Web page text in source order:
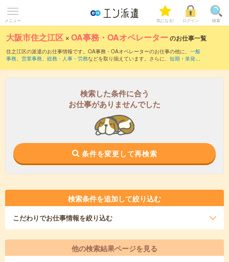
メニュー 気になる! ログイン 検索
大阪市住之江区 ×OA事務・OAオペレーターのお仕事一覧
住之江区の派遣のお仕事情報です。OA事務・OAオペレーターのお仕事の他に、 一般
事務、 営業事務、 総務・人事・労務などを取り揃えています。さらに、 短期 ・ 単発な
検索した条件に合う
お仕事がありませんでした
条件を変更して再検索
検索条件を追加して絞り込む
こだわりでお仕事情報を絞り込む
他の検索結果ページを見る